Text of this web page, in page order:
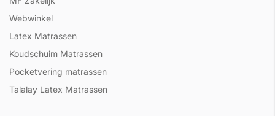
Webwinkel
Latex Matrassen
Koudschuim Matrassen
Pocketvering matrassen
Talalay Latex Matrassen